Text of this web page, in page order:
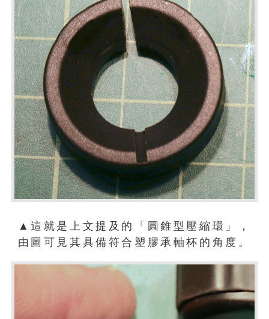
▲這就是上文提及的「圓錐型壓縮環」，
由圖可見其具備符合塑膠承軸杯的角度。